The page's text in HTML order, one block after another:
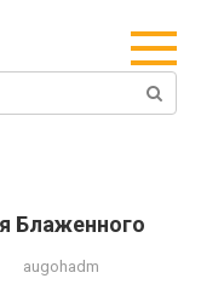
Блаженного
augohadm